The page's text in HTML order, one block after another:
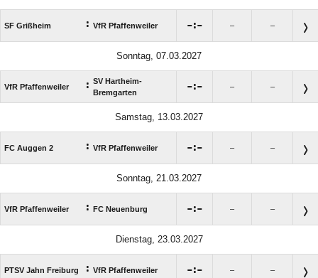
SF Grißheim : VfR Pfaffenweiler : – –
Sonntag, 07.03.2027
VfR Pfaffenweiler : SV Hartheim-
Bremgarten
: – –
Samstag, 13.03.2027
FC Auggen 2 : VfR Pfaffenweiler : – –
Sonntag, 21.03.2027
VfR Pfaffenweiler : FC Neuenburg : – –
Dienstag, 23.03.2027
PTSV Jahn Freiburg : VfR Pfaffenweiler : – –